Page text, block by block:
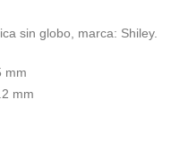
sin globo, marca: Shiley.
mm
mm